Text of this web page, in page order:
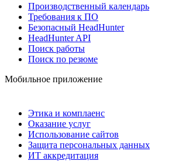
Производственный календарь
Требования к ПО
Безопасный HeadHunter
HeadHunter API
Поиск работы
Поиск по резюме
Мобильное приложение
Этика и комплаенс
Оказание услуг
Использование сайтов
Защита персональных данных
ИТ аккредитация